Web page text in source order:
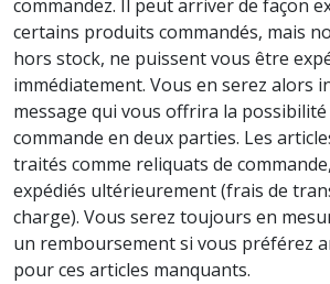
commandez. Il peut arriver de façon
certains produits commandés, mais
hors stock, ne puissent vous être
immédiatement. Vous en serez alors
message qui vous offrira la
commande en deux parties. Les
traités comme reliquats de
expédiés ultérieurement (frais de
charge). Vous serez toujours en
un remboursement si vous préférez
pour ces articles manquants.